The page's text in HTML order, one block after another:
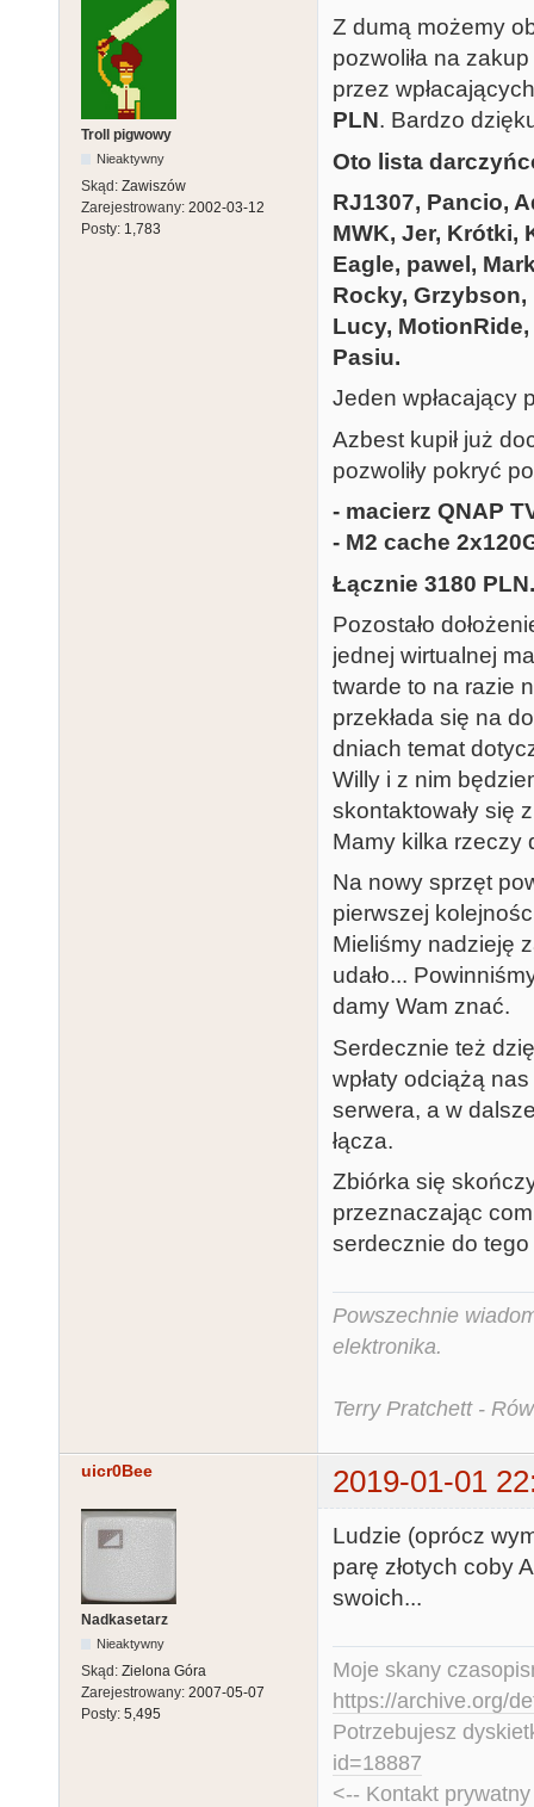
Troll pigwowy
Nieaktywny
Skąd: Zawiszów
Zarejestrowany: 2002-03-12
Posty: 1,783
Z dumą możemy
pozwoliła na
przez
PLN. Bardzo
Oto lista
RJ1307, Pancio,
MWK, Jer, Krótki,
Eagle, pawel,
Rocky,
Lucy,
Pasiu.
Jeden wpłacający
Azbest kupił już
pozwoliły pokryć
- macierz QNAP
- M2 cache
Łącznie 3180 PLN.
Pozostało
jednej wirtualnej
twarde to na razie
przekłada się na
dniach temat
Willy i z nim
skontaktowały się
Mamy kilka rzeczy
Na nowy sprzęt
pierwszej
Mieliśmy nadzieję
udało...
damy Wam znać.
Serdecznie też
wpłaty odciążą
serwera, a w
łącza.
Zbiórka się
przeznaczając
serdecznie do tego
Powszechnie
elektronika.
Terry Pratchett -
uicr0Bee 2019-01-01
Nadkasetarz
Nieaktywny
Skąd: Zielona Góra
Zarejestrowany: 2007-05-07
Posty: 5,495
Ludzie (oprócz
parę złotych coby
swoich...
Moje skany
https://archive.org/
Potrzebujesz
id=18887
<-- Kontakt